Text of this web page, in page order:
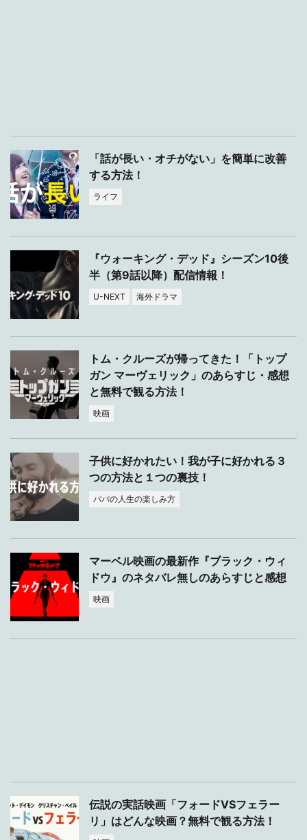
「話が長い・オチがない」を簡単に改善
する方法！
ライフ
『ウォーキング・デッド』シーズン10後
半（第9話以降）配信情報！
U-NEXT 海外ドラマ
トム・クルーズが帰ってきた！「トップ
ガン マーヴェリック」のあらすじ・感想
と無料で観る方法！
映画
子供に好かれたい！我が子に好かれる３
つの方法と１つの裏技！
パパの人生の楽しみ方
マーベル映画の最新作『ブラック・ウィ
ドウ』のネタバレ無しのあらすじと感想
映画
伝説の実話映画「フォードVSフェラー
リ」はどんな映画？無料で観る方法！